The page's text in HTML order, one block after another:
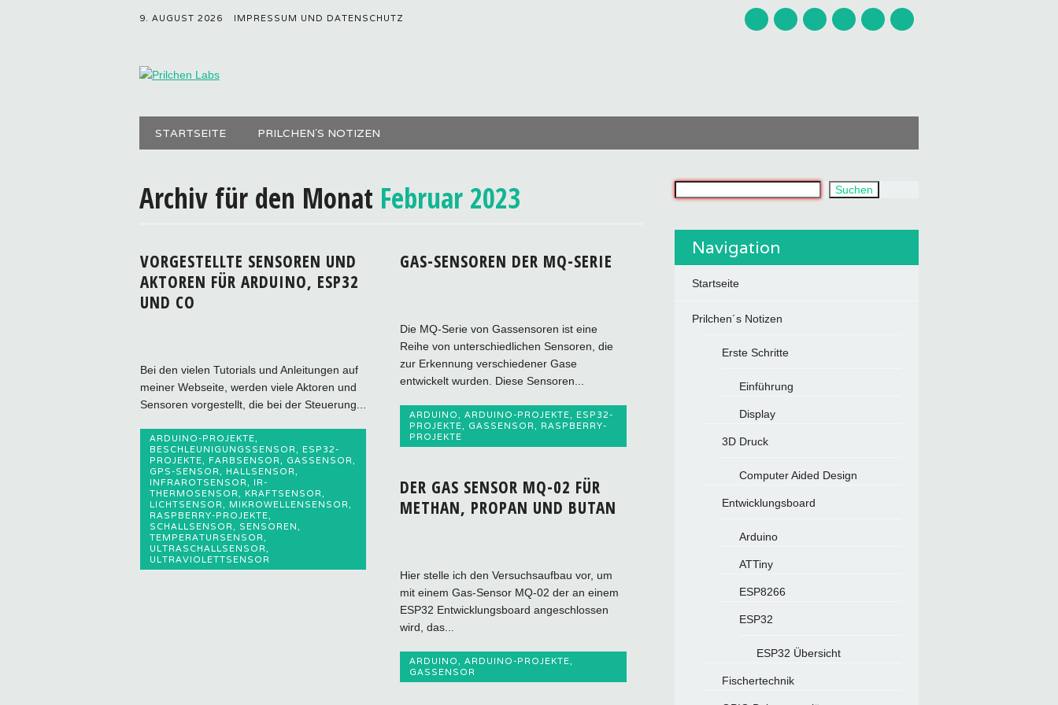
9. AUGUST 2026 IMPRESSUM UND DATENSCHUTZ
Hauptmenü
STARTSEITE PRILCHEN´S NOTIZEN
Archiv für den Monat Februar 2023
VORGESTELLTE SENSOREN UND
AKTOREN FÜR ARDUINO, ESP32
UND CO
Bei den vielen Tutorials und Anleitungen auf
meiner Webseite, werden viele Aktoren und
Sensoren vorgestellt, die bei der Steuerung...
ARDUINO-PROJEKTE
BESCHLEUNIGUNGSSENSOR
ESP32-
PROJEKTE
FARBSENSOR GASSENSOR
GPS-SENSOR
HALLSENSOR
INFRAROTSENSOR
IR-
THERMOSENSOR
KRAFTSENSOR
LICHTSENSOR
MIKROWELLENSENSOR
RASPBERRY-PROJEKTE
SCHALLSENSOR
SENSOREN
TEMPERATURSENSOR
ULTRASCHALLSENSOR
ULTRAVIOLETTSENSOR
GAS-SENSOREN DER MQ-SERIE
Die MQ-Serie von Gassensoren ist eine
Reihe von unterschiedlichen Sensoren, die
zur Erkennung verschiedener Gase
entwickelt wurden. Diese Sensoren...
ARDUINO ,ARDUINO-PROJEKTE
ESP32-
PROJEKTE
GASSENSOR
RASPBERRY-
PROJEKTE
DER GAS SENSOR MQ-02 FÜR
METHAN, PROPAN UND BUTAN
Hier stelle ich den Versuchsaufbau vor, um
mit einem Gas-Sensor MQ-02 der an einem
ESP32 Entwicklungsboard angeschlossen
wird, das...
ARDUINO,ARDUINO-PROJEKTE,
GASSENSOR
Suchen
Navigation
Startseite
Prilchen´s Notizen
Erste Schritte
Einführung
Display
3D Druck
Computer Aided Design
Entwicklungsboard
Arduino
ATTiny
ESP8266
ESP32
ESP32 Übersicht
Fischertechnik